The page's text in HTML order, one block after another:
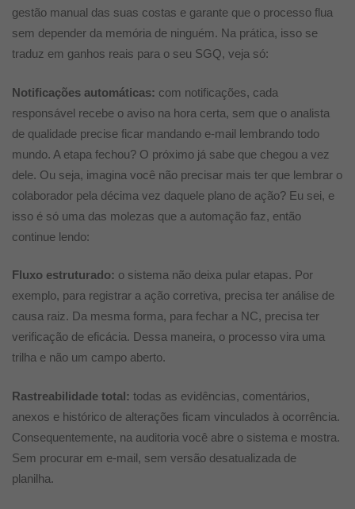
gestão manual das suas costas e garante que o processo flua
sem depender da memória de ninguém. Na prática, isso se
traduz em ganhos reais para o seu SGQ, veja só:
Notificações automáticas: com notificações, cada
responsável recebe o aviso na hora certa, sem que o analista
de qualidade precise ficar mandando e-mail lembrando todo
mundo. A etapa fechou? O próximo já sabe que chegou a vez
dele. Ou seja, imagina você não precisar mais ter que lembrar o
colaborador pela décima vez daquele plano de ação? Eu sei, e
isso é só uma das molezas que a automação faz, então
continue lendo:
Fluxo estruturado: o sistema não deixa pular etapas. Por
exemplo, para registrar a ação corretiva, precisa ter análise de
causa raiz. Da mesma forma, para fechar a NC, precisa ter
verificação de eficácia. Dessa maneira, o processo vira uma
trilha e não um campo aberto.
Rastreabilidade total: todas as evidências, comentários,
anexos e histórico de alterações ficam vinculados à ocorrência.
Consequentemente, na auditoria você abre o sistema e mostra.
Sem procurar em e-mail, sem versão desatualizada de
planilha.